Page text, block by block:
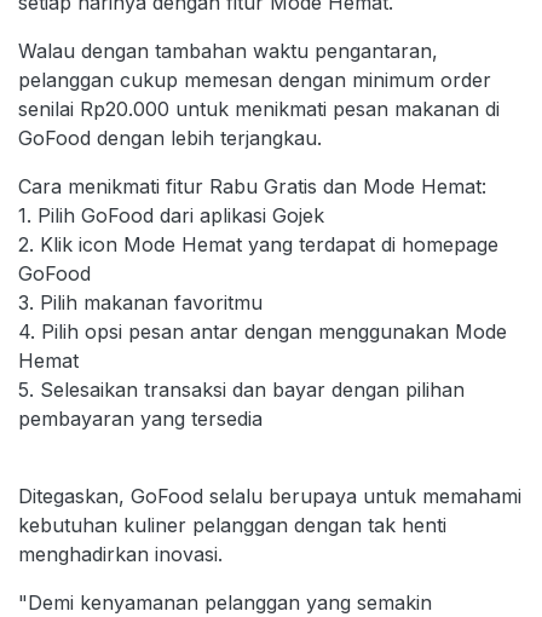
Walau dengan tambahan waktu pengantaran,
pelanggan cukup memesan dengan minimum order
senilai Rp20.000 untuk menikmati pesan makanan di
GoFood dengan lebih terjangkau.
Cara menikmati fitur Rabu Gratis dan Mode Hemat:
1. Pilih GoFood dari aplikasi Gojek
2. Klik icon Mode Hemat yang terdapat di homepage
GoFood
3. Pilih makanan favoritmu
4. Pilih opsi pesan antar dengan menggunakan Mode
Hemat
5. Selesaikan transaksi dan bayar dengan pilihan
pembayaran yang tersedia
Ditegaskan, GoFood selalu berupaya untuk memahami
kebutuhan kuliner pelanggan dengan tak henti
menghadirkan inovasi.
"Demi kenyamanan pelanggan yang semakin